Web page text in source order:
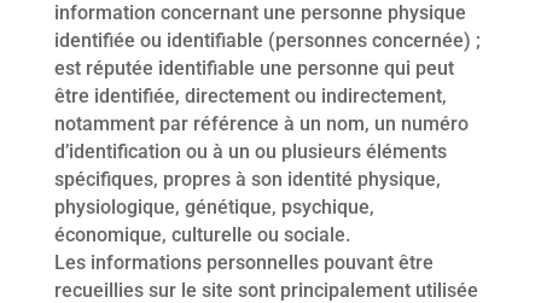
information concernant une personne physique
identifiée ou identifiable (personnes concernée) ;
est réputée identifiable une personne qui peut
être identifiée, directement ou indirectement,
notamment par référence à un nom, un numéro
d’identification ou à un ou plusieurs éléments
spécifiques, propres à son identité physique,
physiologique, génétique, psychique,
économique, culturelle ou sociale.
Les informations personnelles pouvant être
recueillies sur le site sont principalement utilisée